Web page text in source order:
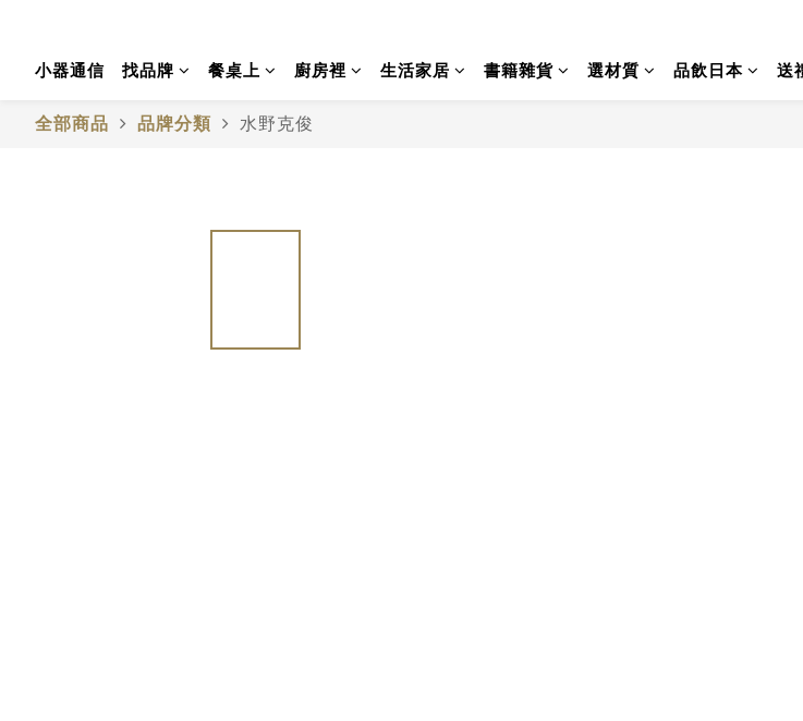
小器通信 找品牌 餐桌上 廚房裡 生活家居 書籍雜貨 選材質 品飲日本 送
全部商品 品牌分類 水野克俊